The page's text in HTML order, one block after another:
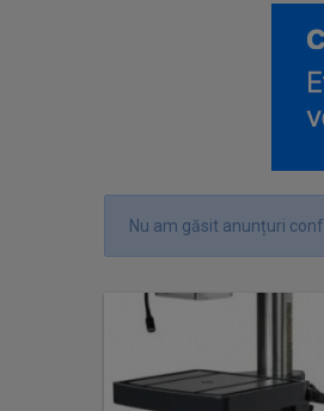
Nu am găsit anunțuri